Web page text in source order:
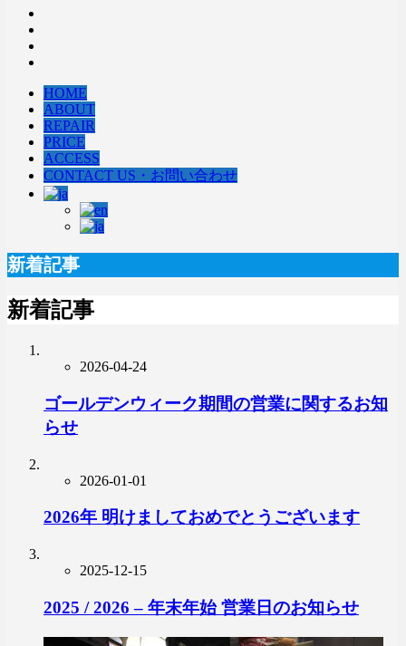
HOME
ABOUT
REPAIR
PRICE
ACCESS
CONTACT US・お問い合わせ
新着記事
新着記事
2026-04-24
ゴールデンウィーク期間の営業に関するお知
らせ
2026-01-01
2026年 明けましておめでとうございます
2025-12-15
2025 / 2026 – 年末年始 営業日のお知らせ